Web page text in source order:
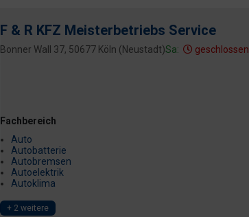
F & R KFZ Meisterbetriebs Service
Bonner Wall 37, 50677 Köln (Neustadt)Sa: geschlossen
Fachbereich
Auto
Autobatterie
Autobremsen
Autoelektrik
Autoklima
+ 2 weitere